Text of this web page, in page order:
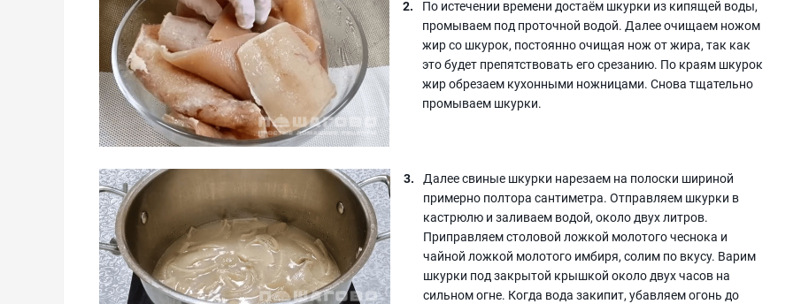
По истечении времени достаём шкурки из кипящей воды,
промываем под проточной водой. Далее очищаем ножом
жир со шкурок, постоянно очищая нож от жира, так как
это будет препятствовать его срезанию. По краям шкурок
жир обрезаем кухонными ножницами. Снова тщательно
промываем шкурки.
Далее свиные шкурки нарезаем на полоски шириной
примерно полтора сантиметра. Отправляем шкурки в
кастрюлю и заливаем водой, около двух литров.
Приправляем столовой ложкой молотого чеснока и
чайной ложкой молотого имбиря, солим по вкусу. Варим
шкурки под закрытой крышкой около двух часов на
сильном огне. Когда вода закипит, убавляем огонь до